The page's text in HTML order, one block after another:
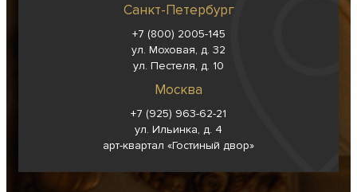
Санкт-Петербург
+7 (800) 2005-145
ул. Моховая, д. 32
ул. Пестеля, д. 10
Москва
+7 (925) 963-62-21
ул. Ильинка, д. 4
арт-квартал «Гостиный двор»